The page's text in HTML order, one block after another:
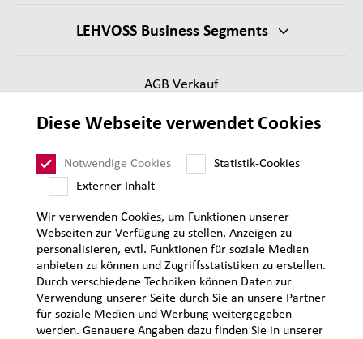
LEHVOSS Business Segments
AGB Verkauf
Impressum
Datenschutz
Diese Webseite verwendet Cookies
Notwendige Cookies
Statistik-Cookies
Externer Inhalt
Wir verwenden Cookies, um Funktionen unserer
Webseiten zur Verfügung zu stellen, Anzeigen zu
personalisieren, evtl. Funktionen für soziale Medien
anbieten zu können und Zugriffsstatistiken zu erstellen.
Durch verschiedene Techniken können Daten zur
Verwendung unserer Seite durch Sie an unsere Partner
für soziale Medien und Werbung weitergegeben
werden. Genauere Angaben dazu finden Sie in unserer